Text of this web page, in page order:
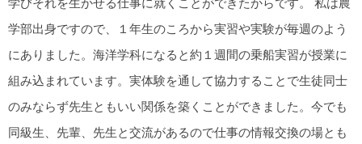
学部出身ですので、１年生のころから実習や実験が毎週のよう
にありました。海洋学科になると約１週間の乗船実習が授業に
組み込まれています。実体験を通して協力することで生徒同士
のみならず先生ともいい関係を築くことができました。今でも
同級生、先輩、先生と交流があるので仕事の情報交換の場とも